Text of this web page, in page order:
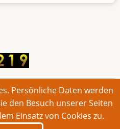
Rechte vorbehalten.
Persönliche Daten werden
den Besuch unserer Seiten
Einsatz von Cookies zu.